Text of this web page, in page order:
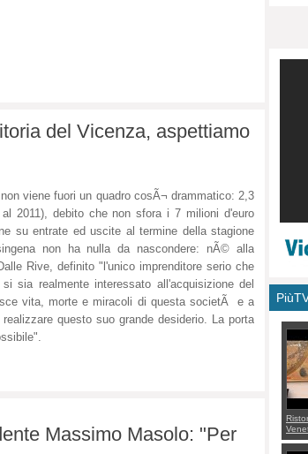
del Vicenza, aspettiamo
viene fuori un quadro cosÃ¬ drammatico: 2,3
2011), debito che non sfora i 7 milioni d'euro
su entrate ed uscite al termine della stagione
non ha nulla da nascondere: nÃ© alla
Rive, definito "l'unico imprenditore serio che
sia realmente interessato all'acquisizione del
vita, morte e miracoli di questa societÃ e a
questo suo grande desiderio. La porta
Massimo Masolo: "Per